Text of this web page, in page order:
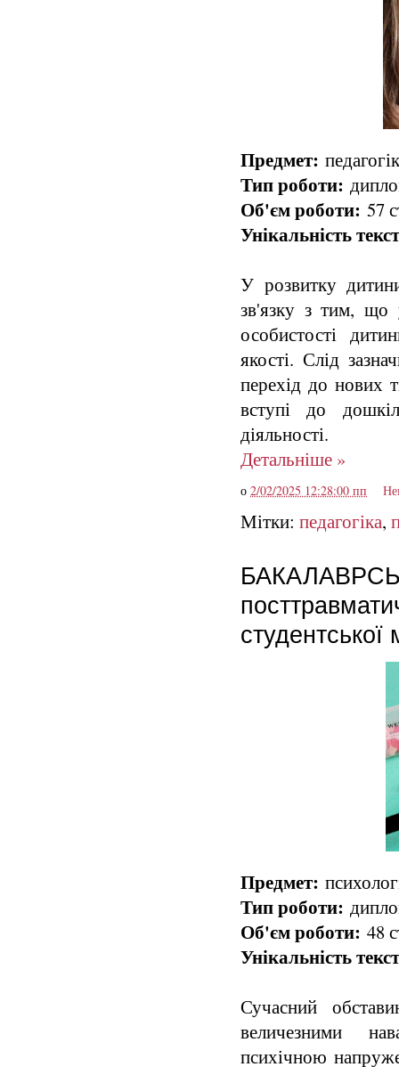
Предмет:
Тип роботи:
Об'єм роботи: 57
Унікальність
У розвитку
зв'язку з тим, що
особистості
якості. Слід
перехід до нових
вступі до
діяльності.
Детальніше »
о 2/02/2025 12:28:00 пп
Мітки: педагогіка,
студентської
Предмет:
Тип роботи:
Об'єм роботи: 48
Унікальність
Сучасний
величезними
психічною